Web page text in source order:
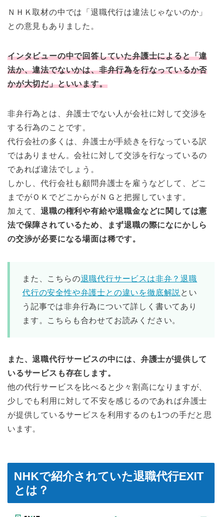
ＮＨＫ取材の中では「退職代行は違法じゃないのか」
との意見もありました。
インタビューの中で回答していた弁護士によると「違
法か、違法でないかは、非弁行為を行なっているか否
かが大切だ」といいます。
非弁行為とは、弁護士でない人が会社に対して交渉を
する行為のことです。
代行会社の多くは、弁護士が手続きを行なっている訳
ではありません。会社に対して交渉を行なっているの
であれば違法でしょう。
しかし、代行会社も顧問弁護士を雇うなどして、どこ
までがＯＫでどこからがＮＧと把握しています。
加えて、退職の権利や有給や退職金などに関しては憲
法で保障されているため、まず退職の際になにかしら
の交渉が必要になる場面は稀です。
また、こちらの退職代行サービスは非弁？退職
代行の安全性や弁護士との違いを徹底解説 とい
う記事では非弁行為について詳しく書いてあり
ます。こちらも合わせてお読みください。
また、退職代行サービスの中には、弁護士が提供して
いるサービスも存在します。
他の代行サービスを比べると少々割高になりますが、
少しでも利用に対して不安を感じるのであれば弁護士
が提供しているサービスを利用するのも1つの手だと思
います。
NHKで紹介されていた退職代行EXIT
とは？